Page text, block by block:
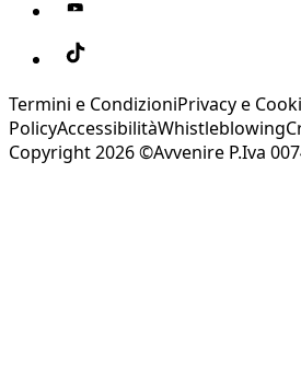
Termini e CondizioniPrivacy e
PolicyAccessibilitàWhistleblowing
Copyright 2026 ©Avvenire P.Iva